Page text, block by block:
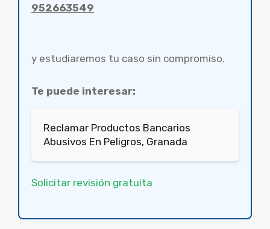
952663549
y estudiaremos tu caso sin compromiso.
Te puede interesar:
Reclamar Productos Bancarios
Abusivos En Peligros, Granada
Solicitar revisión gratuita